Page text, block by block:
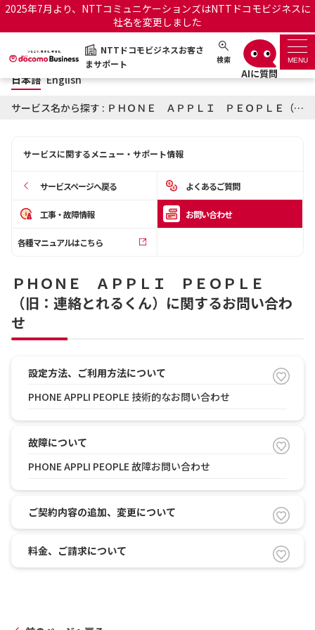
2025年7月より、NTTコミュニケーションズはNTTドコモビジネスに
社名を変更しました
NTTドコモビジネスお客さ
まサポート
検索 MENU
NTTドコモビジネスお客さまサポート 日本語 English
サポートトップ
お知らせ サポートサイトの使い方
OCNのお客さまはこちら
オフィシャルサイト
日本語 English
サービス名から探す : ＰＨＯＮＥ ＡＰＰＬＩ ＰＥＯＰＬＥ（旧：連絡とれるくん）に関するお問い合わせ
サービスに関するメニュー・サポート情報
サービスページへ戻る よくあるご質問
工事・故障情報 お問い合わせ
各種マニュアルはこちら
ＰＨＯＮＥ ＡＰＰＬＩ ＰＥＯＰＬＥ
（旧：連絡とれるくん）に関するお問い合わ
せ
設定方法、ご利用方法について
PHONE APPLI PEOPLE 技術的なお問い合わせ
故障について
PHONE APPLI PEOPLE 故障お問い合わせ
ご契約内容の追加、変更について
料金、ご請求について
バーチャルアシスタント あおい